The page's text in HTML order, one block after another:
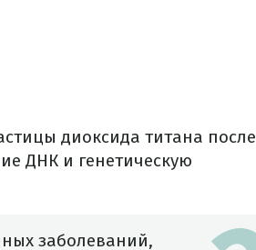
диоксида титана после
ДНК и генетическую
заболеваний,